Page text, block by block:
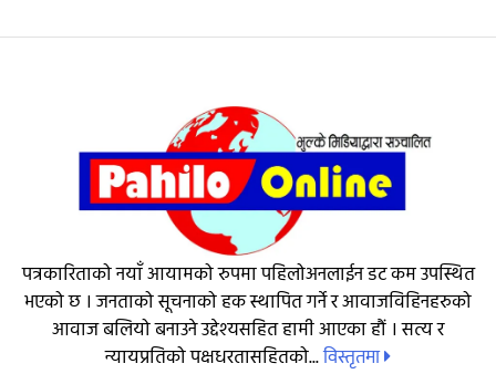
पत्रकारिताको नयाँ आयामको रुपमा पहिलोअनलाईन डट कम उपस्थित
भएको छ । जनताको सूचनाको हक स्थापित गर्ने र आवाजविहिनहरुको
आवाज बलियो बनाउने उद्देश्यसहित हामी आएका हौं । सत्य र
न्यायप्रतिको पक्षधरतासहितको...विस्तृतमा